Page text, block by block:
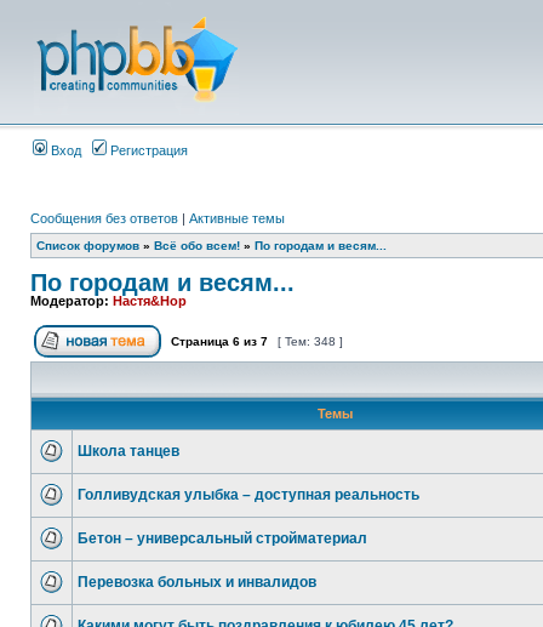
Вход Регистрация
Сообщения без ответов | Активные темы
Список форумов » Всё обо всем! » По городам и весям...
По городам и весям...
Модератор: Настя&Нор
Страница 6 из 7 [ Тем: 348 ]
Темы
Школа танцев
Голливудская улыбка – доступная реальность
Бетон – универсальный стройматериал
Перевозка больных и инвалидов